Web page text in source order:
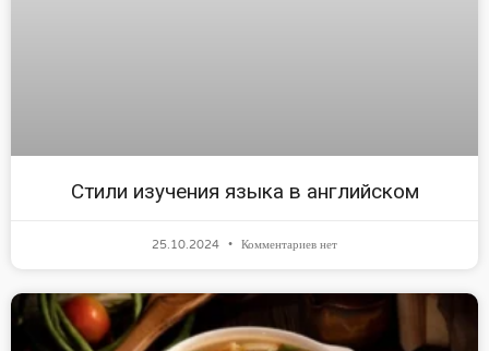
Стили изучения языка в английском
25.10.2024 Комментариев нет